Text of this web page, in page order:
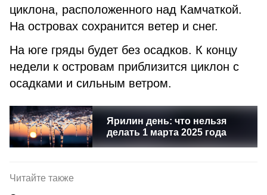
циклона, расположенного над Камчаткой.
На островах сохранится ветер и снег.
На юге гряды будет без осадков. К концу
недели к островам приблизится циклон с
осадками и сильным ветром.
Ярилин день: что нельзя
делать 1 марта 2025 года
Читайте также